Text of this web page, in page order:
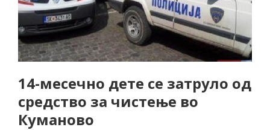
14-месечно дете се затруло од
средство за чистење во
Куманово